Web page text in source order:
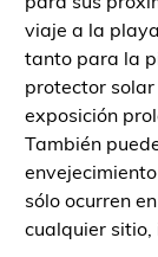
viaje a la
tanto para la
protector
exposición
También
sólo ocurren
cualquier sitio,